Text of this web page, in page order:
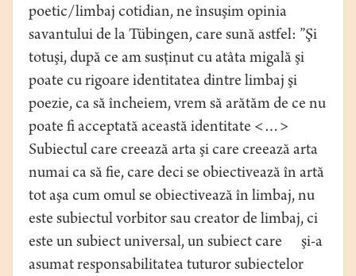
poetic/limbaj cotidian, ne însuşim opinia
savantului de la Tübingen, care sună astfel: ”Şi
totuşi, după ce am susţinut cu atâta migală şi
poate cu rigoare identitatea dintre limbaj şi
poezie, ca să încheiem, vrem să arătăm de ce nu
poate fi acceptată această identitate <…>
Subiectul care creează arta şi care creează arta
numai ca să fie, care deci se obiectivează în artă
tot aşa cum omul se obiectivează în limbaj, nu
este subiectul vorbitor sau creator de limbaj, ci
este un subiect universal, un subiect care şi-a
asumat responsabilitatea tuturor subiectelor